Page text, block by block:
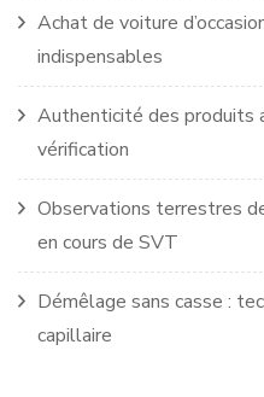
Achat de voiture
indispensables
Authenticité des produits
vérification
Observations terrestres
en cours de SVT
Démêlage sans casse :
capillaire